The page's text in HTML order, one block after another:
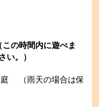
の時間内に遊べま
い。）
庭 （雨天の場合は保